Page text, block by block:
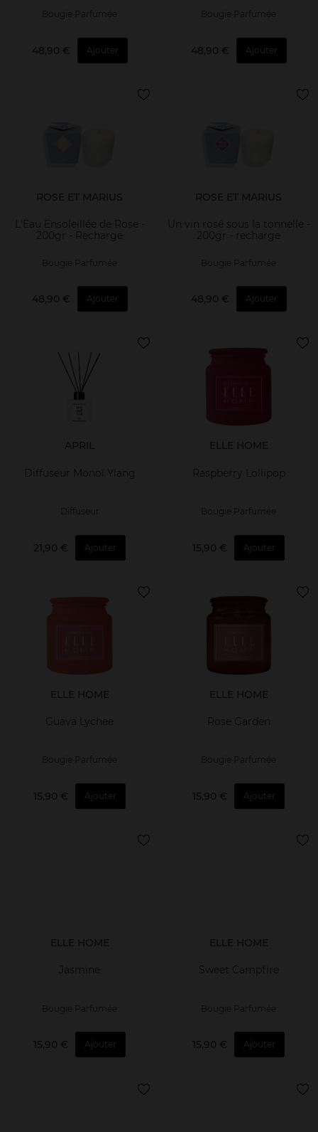
Bougie Parfumée
48,90 € Ajouter
Bougie Parfumée
48,90 € Ajouter
ROSE ET MARIUS
L'Eau Ensoleillée de Rose -
200gr - Recharge
Bougie Parfumée
48,90 € Ajouter
ROSE ET MARIUS
Un vin rosé sous la tonnelle -
200gr - recharge
Bougie Parfumée
48,90 € Ajouter
APRIL
Diffuseur Monoï Ylang
21,90 € Ajouter
ELLE HOME
Raspberry Lollipop
Bougie Parfumée
15,90 € Ajouter
ELLE HOME
Guava Lychee
Bougie Parfumée
15,90 € Ajouter
ELLE HOME
Rose Garden
Bougie Parfumée
15,90 € Ajouter
ELLE HOME
Jasmine
Bougie Parfumée
15,90 € Ajouter
ELLE HOME
Sweet Campfire
Bougie Parfumée
15,90 € Ajouter